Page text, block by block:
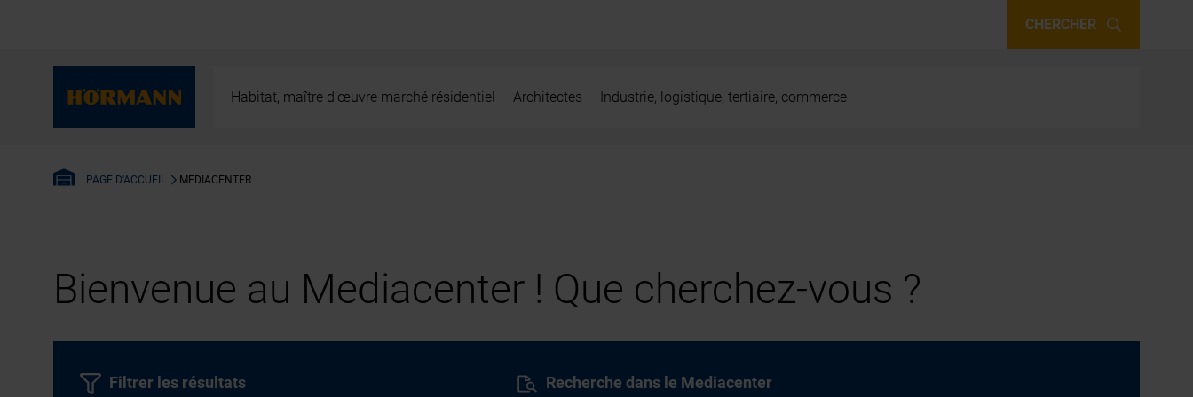
CHERCHER
Habitat, maître d’œuvre marché résidentiel Architectes Industrie, logistique, tertiaire, commerce
PAGE D'ACCUEIL MEDIACENTER
Bienvenue au Mediacenter ! Que cherchez-vous ?
Recherche dans le Mediacenter
Filtrer les résultats